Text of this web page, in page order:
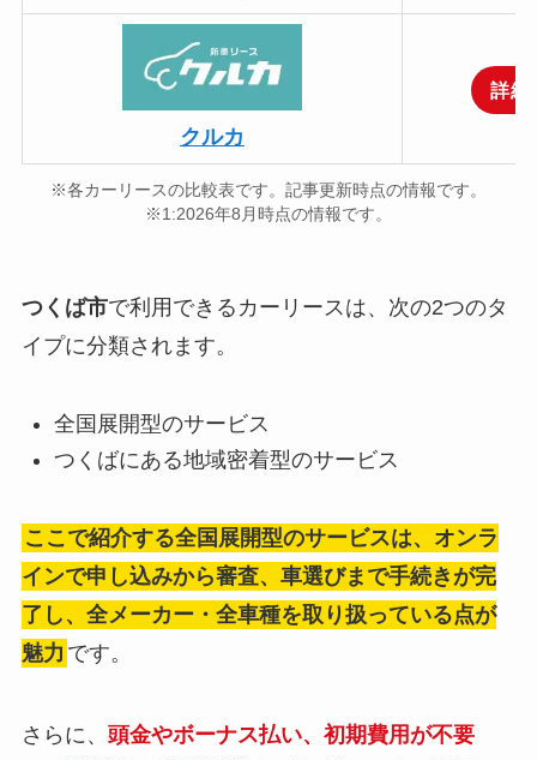
クルカ
詳細
※各カーリースの比較表です。記事更新時点の情報です。
※1:2026年8月時点の情報です。
つくば市で利用できるカーリースは、次の2つのタ
イプに分類されます。
全国展開型のサービス
つくばにある地域密着型のサービス
ここで紹介する全国展開型のサービスは、オンラ
インで申し込みから審査、車選びまで手続きが完
了し、全メーカー・全車種を取り扱っている点が
魅力 です。
さらに、 頭金やボーナス払い、初期費用が不要